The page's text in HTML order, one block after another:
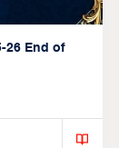
26 End of